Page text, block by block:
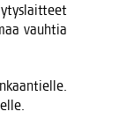
vauh­tia